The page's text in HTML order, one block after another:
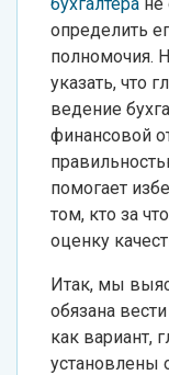
определить
полномочия.
указать, что
ведение
финансовой
помогает
том, кто за
оценку
Итак, мы
обязана
как вариант,
установлены